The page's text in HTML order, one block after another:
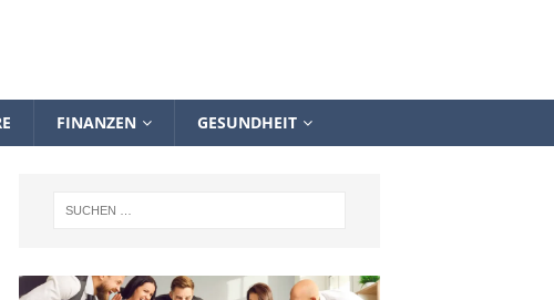
FINANZEN GESUNDHEIT